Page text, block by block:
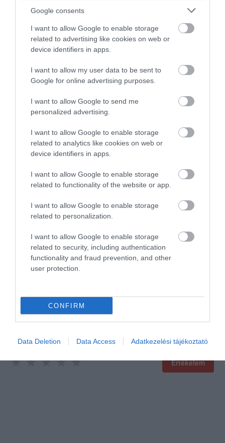
Google consents
I want to allow Google to enable storage
related to advertising like cookies on web or
device identifiers in apps.
I want to allow my user data to be sent to
Google for online advertising purposes.
I want to allow Google to send me
personalized advertising.
I want to allow Google to enable storage
related to analytics like cookies on web or
device identifiers in apps.
I want to allow Google to enable storage
related to functionality of the website or app.
I want to allow Google to enable storage
related to personalization.
I want to allow Google to enable storage
related to security, including authentication
functionality and fraud prevention, and other
user protection.
CONFIRM
Data Deletion Data Access Adatkezelési tájékoztató
5.0
Összesen 1
5 1
3 0
2 0
2015. Január 19.
Nagyon finom a kaja, és
Értékeld Te is!
Értékelem